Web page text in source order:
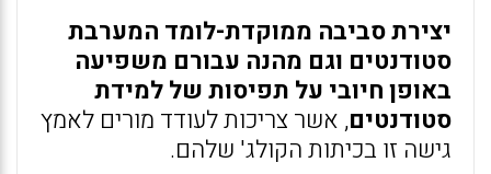
יצירת סביבה ממוקדת-לומד המערבת
סטודנטים וגם מהנה עבורם משפיעה
באופן חיובי על תפיסות של למידת
סטודנטים, אשר צריכות לעודד מורים לאמץ
גישה זו בכיתות הקולג' שלהם.